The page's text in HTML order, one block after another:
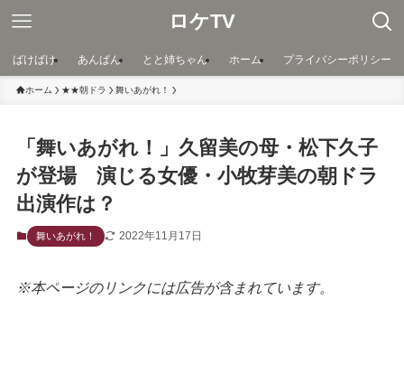
ロケTV
ばけばけ あんぱん とと姉ちゃん ホーム プライバシーポリシー
ホーム ★★朝ドラ 舞いあがれ！
「舞いあがれ！」久留美の母・松下久子
が登場 演じる女優・小牧芽美の朝ドラ
出演作は？
舞いあがれ！ 2022年11月17日
※本ページのリンクには広告が含まれています。